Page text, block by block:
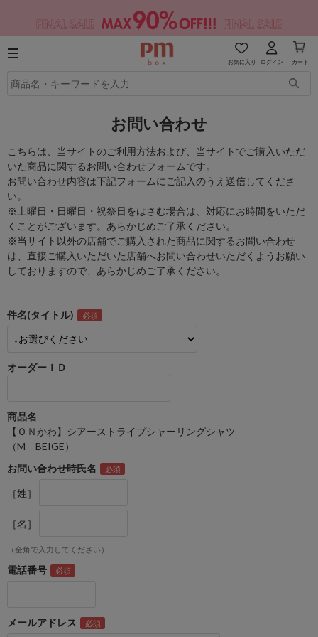
お気に入り ログイン カート
お問い合わせ
こちらは、当サイトのご利用方法および、当サイトでご購入いただ
いた商品に関するお問い合わせフォームです。
お問い合わせ内容は下記フォームにご記入のうえ送信してくださ
い。
※土曜日・日曜日・祝祭日をはさむ場合は、対応にお時間をいただ
くことがございます。あらかじめご了承ください。
※当サイト以外の店舗でご購入された商品に関するお問い合わせ
は、直接ご購入いただいた店舗へお問い合わせいただくようお願い
しておりますので、あらかじめご了承ください。
件名(タイトル)
オーダーＩＤ
商品名
【ＯＮかわ】シアーストライプシャーリングシャツ
（M BEIGE）
お問い合わせ時氏名
［姓］
［名］
（全角で入力してください）
電話番号
メールアドレス